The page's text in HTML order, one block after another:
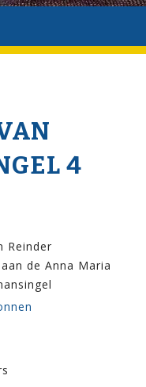
4
Reinder
de Anna Maria